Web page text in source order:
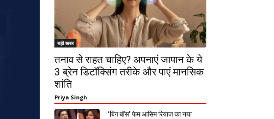
बड़ी खबर
तनाव से राहत चाहिए? अपनाएं जापान के ये
3 ब्रेन डिटॉक्सिंग तरीके और पाएं मानसिक
शांति
Priya Singh
‘बिग बॉस’ फेम आसिम रियाज का नया